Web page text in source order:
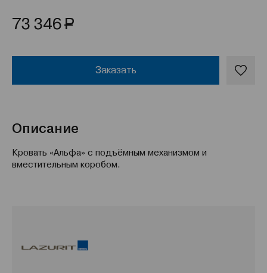
73 346Р
Заказать
Описание
Кровать «Альфа» с подъёмным механизмом и
вместительным коробом.